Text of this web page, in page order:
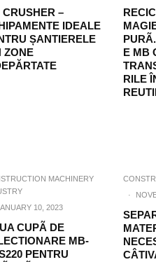
CRUSHER –
IDEALE
ȘANTIERELE
ZONE
E MB
RILE
MACHINERY
10, 2023
CUPÃ DE
MB-
PENTRU
·